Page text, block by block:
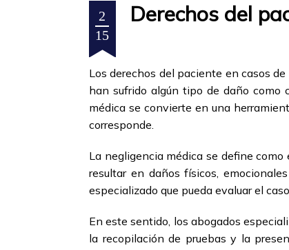
2
15
Derechos del
Los derechos del paciente en casos
han sufrido algún tipo de daño como
médica se convierte en una
corresponde.
La negligencia médica se define
resultar en daños físicos,
especializado que pueda evaluar el
En este sentido, los abogados
la recopilación de pruebas y la